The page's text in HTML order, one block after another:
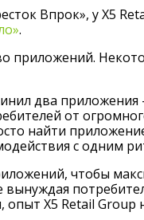
Впрок», у X5
.
приложений.
два приложения
от
найти
с одним
чтобы
X5 Retail Group